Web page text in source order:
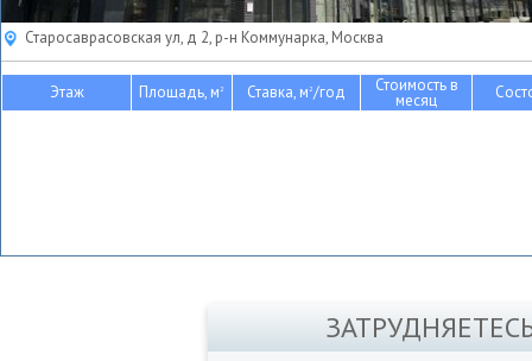
Старосаврасовская ул, д 2, р-н Коммунарка, Москва
Этаж Площадь, м2 Ставка, м2/год Стоимость в
месяц